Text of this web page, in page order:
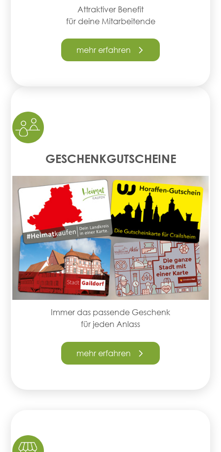
Attraktiver Benefit
für deine Mitarbeitende
mehr erfahren
GESCHENKGUTSCHEINE
Immer das passende Geschenk
für jeden Anlass
mehr erfahren